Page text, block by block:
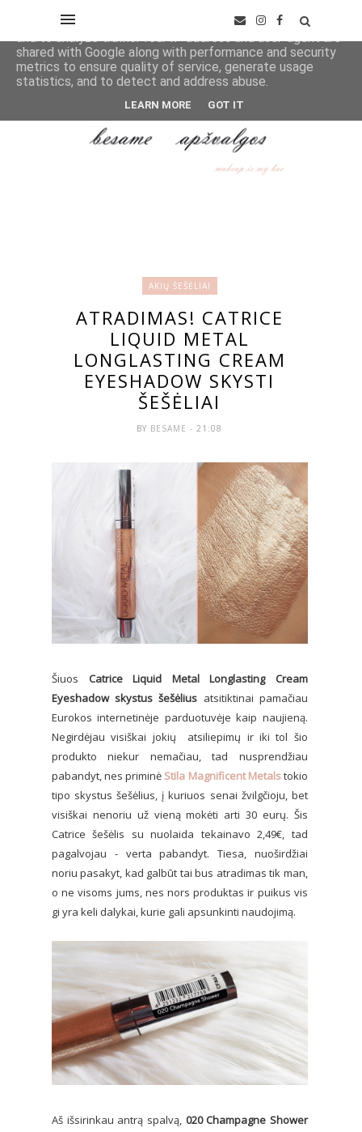
AKIŲ ŠEŠĖLIAI
ATRADIMAS! CATRICE
LIQUID METAL
LONGLASTING CREAM
EYESHADOW SKYSTI
ŠEŠĖLIAI
BY BESAME- 21:08
Šiuos Catrice Liquid Metal Longlasting Cream
Eyeshadow skystus šešėlius atsitiktinai pamačiau
Eurokos internetinėje parduotuvėje kaip naujieną.
Negirdėjau visiškai jokių atsiliepimų ir iki tol šio
produkto niekur nemačiau, tad nusprendžiau
pabandyt, nes priminė Stila Magnificent Metalstokio
tipo skystus šešėlius, į kuriuos senai žvilgčioju, bet
visiškai nenoriu už vieną mokėti arti 30 eurų. Šis
Catrice šešėlis su nuolaida tekainavo 2,49€, tad
pagalvojau - verta pabandyt. Tiesa, nuoširdžiai
noriu pasakyt, kad galbūt tai bus atradimas tik man,
o ne visoms jums, nes nors produktas ir puikus vis
gi yra keli dalykai, kurie gali apsunkinti naudojimą.
Aš išsirinkau antrą spalvą, 020 Champagne Shower
This site uses cookies from Google to deliver its services
and to analyze traffic. Your IP address and user-agent are
shared with Google along with performance and security
metrics to ensure quality of service, generate usage
statistics, and to detect and address abuse.
LEARN MORE GOT IT